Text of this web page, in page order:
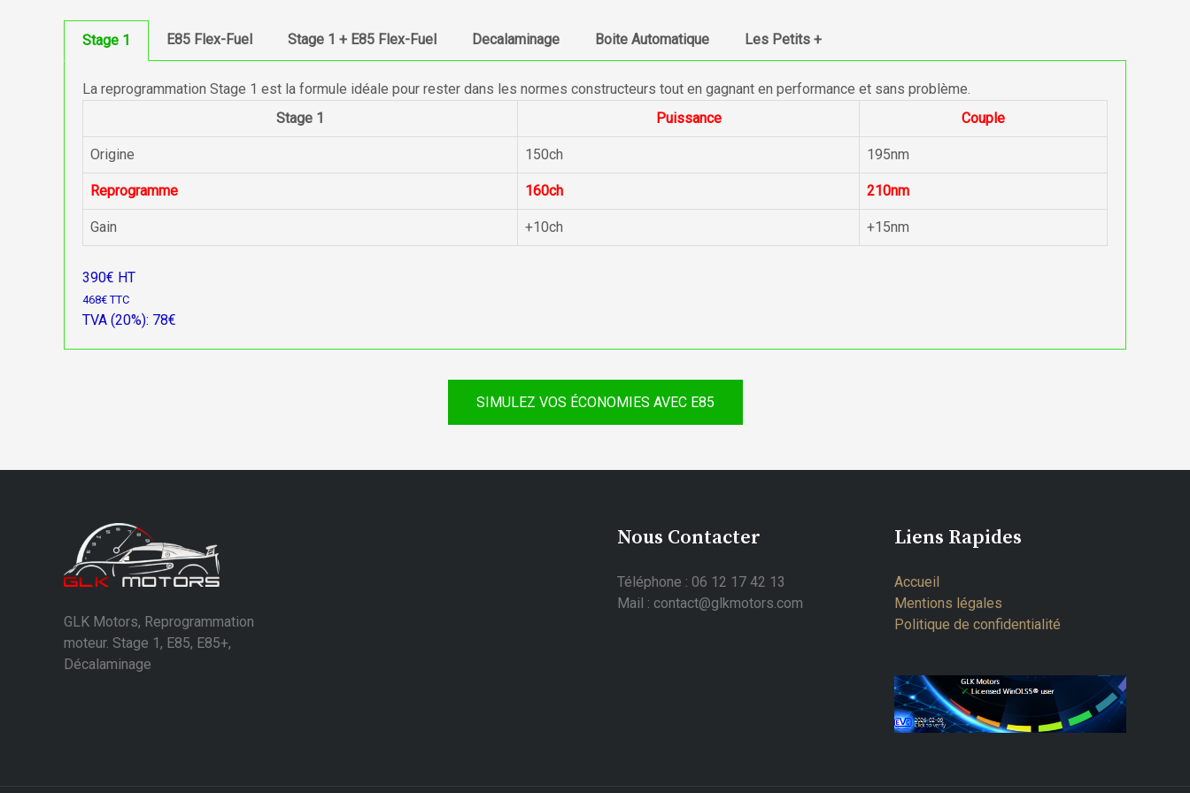
Stage 1 E85 Flex-Fuel Stage 1 + E85 Flex-Fuel Decalaminage Boite Automatique Les Petits +
La reprogrammation Stage 1 est la formule idéale pour rester dans les normes constructeurs tout en gagnant en performance et sans problème.
Stage 1
Puissance Couple
Origine 150ch 195nm
Reprogramme 160ch 210nm
Gain +10ch +15nm
390€ HT
468€ TTC
TVA (20%): 78€
SIMULEZ VOS ÉCONOMIES AVEC E85
GLK Motors, Reprogrammation
moteur. Stage 1, E85, E85+,
Décalaminage
Nous Contacter
Téléphone : 06 12 17 42 13
Mail : contact@glkmotors.com
Liens Rapides
Accueil
Mentions légales
Politique de confidentialité